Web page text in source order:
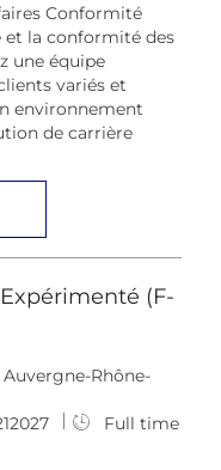
Conformité
et la conformité des
une équipe
variés et
environnement
de carrière
Machines (F-H-
d'Affaires
(F-
Auvergne-Rhône-
Full time